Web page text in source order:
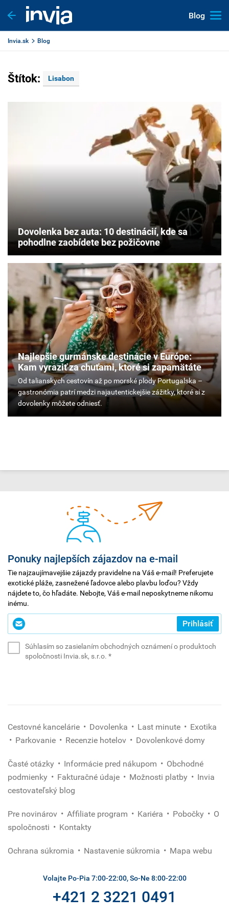
Blog
Invia.sk Blog
Štítok: Lisabon
Dovolenka bez auta: 10 destinácií, kde sa
pohodlne zaobídete bez požičovne
Najlepšie gurmánske destinácie v Európe:
Kam vyraziť za chuťami, ktoré si zapamätáte
Od
talianskych
cestovín
–
najautentickejšie
z
dovolenky
môžete
odniesť.
Ponuky najlepších zájazdov na e-mail
Tie najzaujímavejšie zájazdy pravidelne na Váš e-mail! Preferujete
exotické pláže, zasnežené ľadovce alebo plavbu loďou? Vždy
nájdete to, čo hľadáte. Nebojte, Váš e-mail neposkytneme nikomu
inému.
Zadajte
svoj
Prihlásiť
Súhlasím so zasielaním obchodných oznámení o produktoch
spoločnosti Invia.sk, s.r.o. *(povinné)
Cestovné kancelárie Dovolenka Last minute
Exotika
Parkovanie
Recenzie hotelov Dovolenkové domy
Časté otázky Informácie pred nákupom
Obchodné
podmienky
Fakturačné údaje Možnosti platby
Invia
cestovateľský blog
Pre novinárov Affiliate program Kariéra Pobočky
O
spoločnosti
Kontakty
Ochrana súkromia Nastavenie súkromia Mapa webu
Volajte Po-Pia 7:00-22:00, So-Ne 8:00-22:00
+421 2 3221 0491